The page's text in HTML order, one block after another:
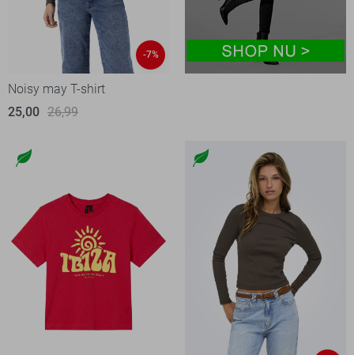
-7%
Noisy may T-shirt
25,00 26,99